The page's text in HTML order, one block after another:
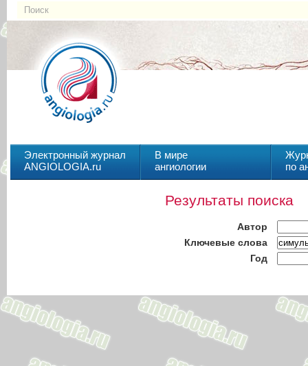
Электронный журнал
ANGIOLOGIA.ru
В мире
ангиологии
по
Результаты поиска
Автор
Ключевые слова
Год